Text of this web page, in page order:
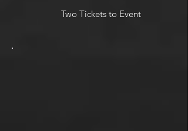
Two Tickets to Event